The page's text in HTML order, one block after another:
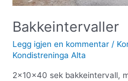
Bakkeintervaller
Legg igjen en kommentar /
Kondistreninga Alta
2x10x40 sek bakkeintervall,